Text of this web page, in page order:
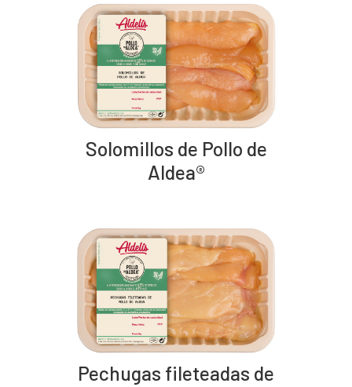
Solomillos de Pollo de
Aldea®
Pechugas fileteadas de